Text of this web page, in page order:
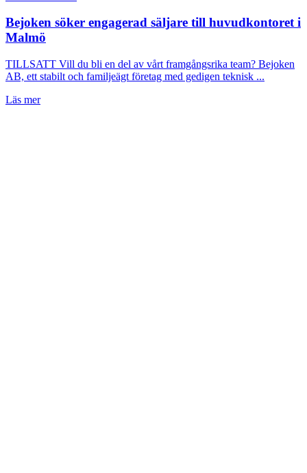
Bejoken söker engagerad säljare till huvudkontoret i
Malmö
TILLSATT Vill du bli en del av vårt framgångsrika team? Bejoken
AB, ett stabilt och familjeägt företag med gedigen teknisk ...
Läs mer